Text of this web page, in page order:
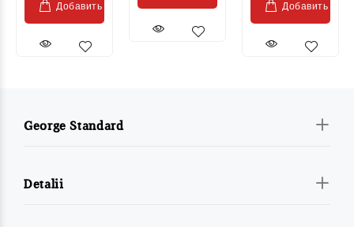
Добавить Добавить
George Standard
Detalii